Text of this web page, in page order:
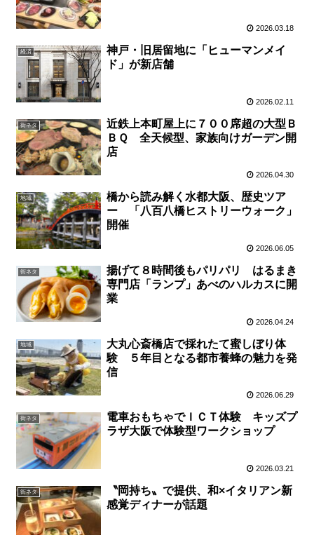
2026.03.18
経済
神戸・旧居留地に「ヒューマンメイ
ド」が新店舗
2026.02.11
街ネタ
近鉄上本町屋上に７００席超の大型Ｂ
ＢＱ 全天候型、家族向けガーデン開
店
2026.04.30
地域
橋から読み解く水都大阪、歴史ツア
ー 「八百八橋ヒストリーウォーク」
開催
2026.06.05
街ネタ
揚げて８時間後もパリパリ はるまき
専門店「ランプ」あべのハルカスに開
業
2026.04.24
地域
大丸心斎橋店で採れたて蜜しぼり体
験 ５年目となる都市養蜂の魅力を発
信
2026.06.29
街ネタ
電車おもちゃでＩＣＴ体験 キッズプ
ラザ大阪で体験型ワークショップ
2026.03.21
街ネタ
〝岡持ち〟で提供、和×イタリアン新
感覚ディナーが話題